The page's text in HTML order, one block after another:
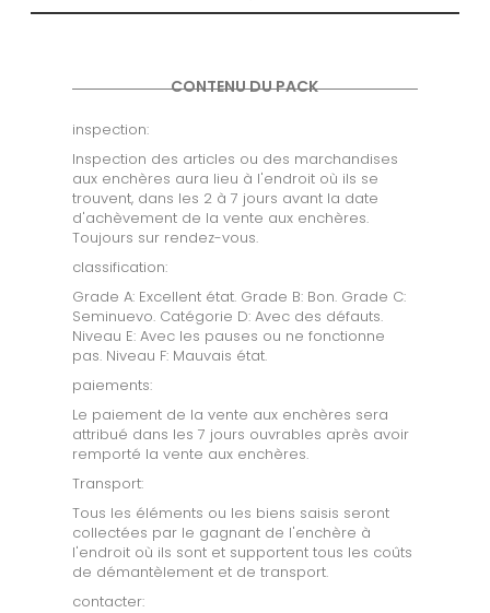
CONTENU DU PACK
inspection:
Inspection des articles ou des marchandises
aux enchères aura lieu à l'endroit où ils se
trouvent, dans les 2 à 7 jours avant la date
d'achèvement de la vente aux enchères.
Toujours sur rendez-vous.
classification:
Grade A: Excellent état. Grade B: Bon. Grade C:
Seminuevo. Catégorie D: Avec des défauts.
Niveau E: Avec les pauses ou ne fonctionne
pas. Niveau F: Mauvais état.
paiements:
Le paiement de la vente aux enchères sera
attribué dans les 7 jours ouvrables après avoir
remporté la vente aux enchères.
Transport:
Tous les éléments ou les biens saisis seront
collectées par le gagnant de l'enchère à
l'endroit où ils sont et supportent tous les coûts
de démantèlement et de transport.
contacter: